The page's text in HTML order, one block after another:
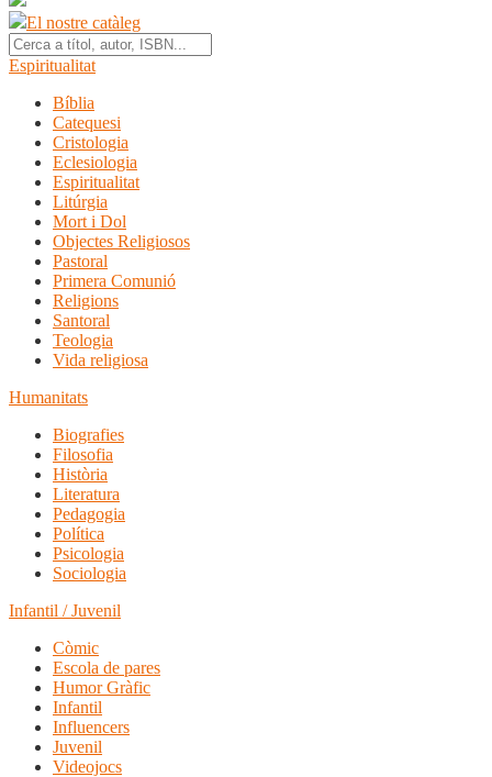
El nostre catàleg
Espiritualitat
Bíblia
Catequesi
Cristologia
Eclesiologia
Espiritualitat
Litúrgia
Mort i Dol
Objectes Religiosos
Pastoral
Primera Comunió
Religions
Santoral
Teologia
Vida religiosa
Humanitats
Biografies
Filosofia
Història
Literatura
Pedagogia
Política
Psicologia
Sociologia
Infantil / Juvenil
Còmic
Escola de pares
Humor Gràfic
Infantil
Influencers
Juvenil
Videojocs